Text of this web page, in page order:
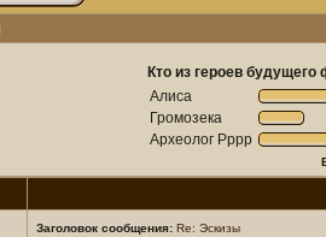
Кто из героев
Алиса
Громозека
Археолог Рррр
Заголовок сообщения: Re: Эскизы